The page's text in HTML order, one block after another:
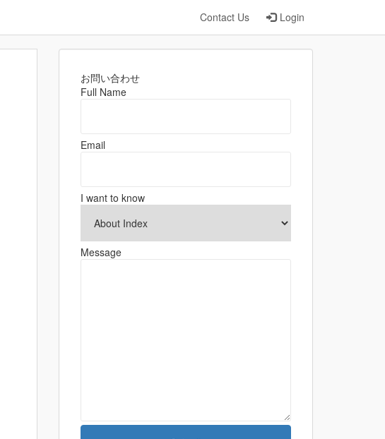
Contact Us Login
お問い合わせ
Full Name
Email
I want to know
Message